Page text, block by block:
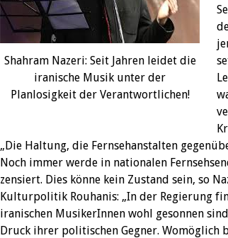
Shahram Nazeri: Seit Jahren leidet die
iranische Musik unter der
Planlosigkeit der Verantwortlichen!
„Die Haltung, die Fernsehanstalten
Noch immer werde in nationalen
zensiert. Dies könne kein Zustand sein, so
Kulturpolitik Rouhanis: „In der Regierung
iranischen MusikerInnen wohl gesonnen
Druck ihrer politischen Gegner. Womöglich